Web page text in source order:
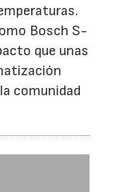
Bosch S-
que unas
comunidad